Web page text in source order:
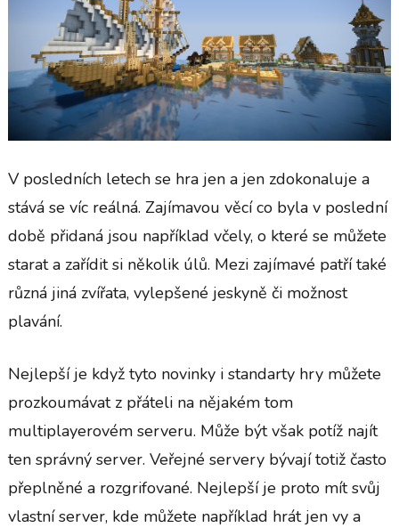
V posledních letech se hra jen a jen zdokonaluje a
stává se víc reálná. Zajímavou věcí co byla v poslední
době přidaná jsou například včely, o které se můžete
starat a zařídit si několik úlů. Mezi zajímavé patří také
různá jiná zvířata, vylepšené jeskyně či možnost
plavání.
Nejlepší je když tyto novinky i standarty hry můžete
prozkoumávat z přáteli na nějakém tom
multiplayerovém serveru. Může být však potíž najít
ten správný server. Veřejné servery bývají totiž často
přeplněné a rozgrifované. Nejlepší je proto mít svůj
vlastní server, kde můžete například hrát jen vy a